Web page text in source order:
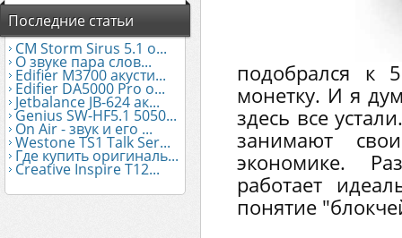
Последние статьи
CM Storm Sirus 5.1 о...
О звуке пара слов...
Edifier М3700 акусти...
Edifier DA5000 Pro о...
Jetbalance JB-624 ак...
Genius SW-HF5.1 5050...
On Air - звук и его ...
Westone TS1 Talk Ser...
Где купить оригиналь...
Creative Inspire T12...
подобрался к
монетку. И я
здесь все
занимают
экономике.
работает
понятие